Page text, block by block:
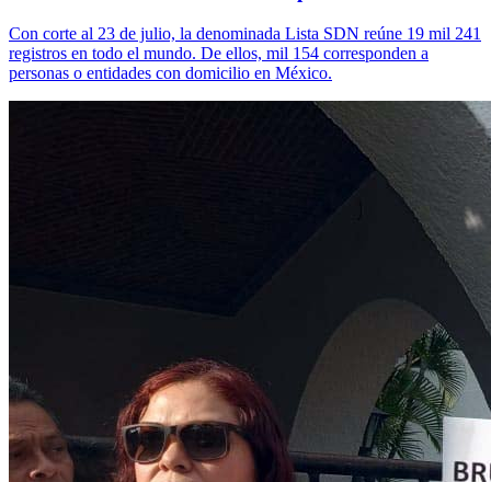
Con corte al 23 de julio, la denominada Lista SDN reúne 19 mil 241
registros en todo el mundo. De ellos, mil 154 corresponden a
personas o entidades con domicilio en México.